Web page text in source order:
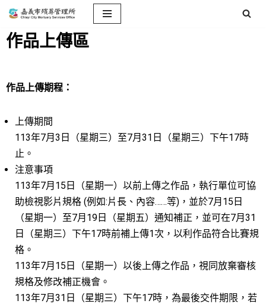
Skip
to
作品上傳區
作品上傳期程：
上傳期間
113年7月3日（星期三）至7月31日（星期三）下午17時
止。
注意事項
113年7月15日（星期一）以前上傳之作品，執行單位可協
助檢視影片規格 (例如:片長、內容……等)，並於7月15日
（星期一）至7月19日（星期五）通知補正，並可在7月31
日（星期三）下午17時前補上傳1次，以利作品符合比賽規
格。
113年7月15日（星期一）以後上傳之作品，視同放棄審核
規格及修改補正機會。
113年7月31日（星期三）下午17時，為最後交件期限，若